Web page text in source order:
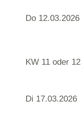
Do 12.03.2026
KW 11 oder 12
Di 17.03.2026